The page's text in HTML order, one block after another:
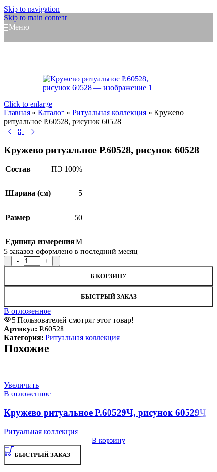
Skip to navigation
Skip to main content
Меню
Click to enlarge
Главная » Каталог » Ритуальная коллекция » Кружево
ритуальное Р.60528, рисунок 60528
Кружево ритуальное Р.60528, рисунок 60528
Состав ПЭ 100%
Ширина (см) 5
Размер 50
Единица измеренияМ
5 заказов оформлено в последний месяц
В КОРЗИНУ
БЫСТРЫЙ ЗАКАЗ
В отложенное
5 Пользователей смотрят этот товар!
Артикул: Р.60528
Категория: Ритуальная коллекция
Похожие
Увеличить
В отложенное
Кружево ритуальное Р.60529Ч, рисунок 60529Ч
Ритуальная коллекция
В корзину
БЫСТРЫЙ ЗАКАЗ